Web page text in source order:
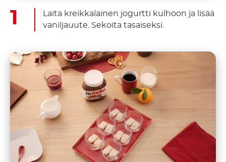
Laita kreikkalainen jogurtti kulhoon ja lisää
vaniljauute. Sekoita tasaiseksi.